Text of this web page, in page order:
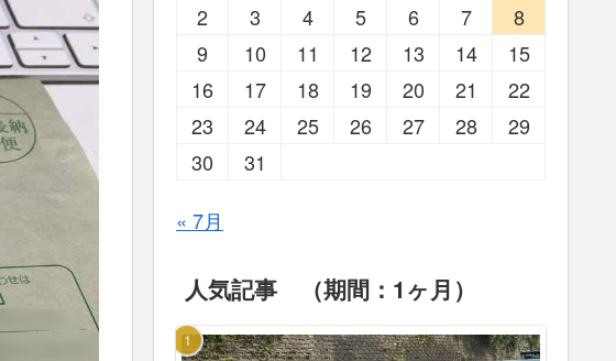
2
3 4 5 6 7
8
9
10 11 12 13 14
15
16
17 18 19 20 21
22
23
24 25 26 27 28
29
30
31
« 7月
人気記事 （期間：1ヶ月）